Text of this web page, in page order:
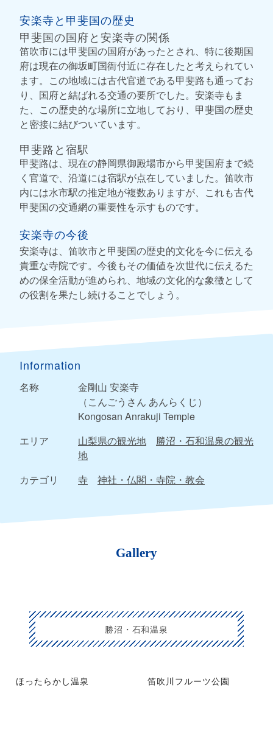
安楽寺と甲斐国の歴史
甲斐国の国府と安楽寺の関係
笛吹市には甲斐国の国府があったとされ、特に後期国
府は現在の御坂町国衙付近に存在したと考えられてい
ます。この地域には古代官道である甲斐路も通ってお
り、国府と結ばれる交通の要所でした。安楽寺もま
た、この歴史的な場所に立地しており、甲斐国の歴史
と密接に結びついています。
甲斐路と宿駅
甲斐路は、現在の静岡県御殿場市から甲斐国府まで続
く官道で、沿道には宿駅が点在していました。笛吹市
内には水市駅の推定地が複数ありますが、これも古代
甲斐国の交通網の重要性を示すものです。
安楽寺の今後
安楽寺は、笛吹市と甲斐国の歴史的文化を今に伝える
貴重な寺院です。今後もその価値を次世代に伝えるた
めの保全活動が進められ、地域の文化的な象徴として
の役割を果たし続けることでしょう。
Information
名称
金剛山 安楽寺
（こんごうさん あんらくじ）
Kongosan Anrakuji Temple
エリア
山梨県の観光地
勝沼・石和温泉の観光
地
カテゴリ
寺 神社・仏閣・寺院・教会
Gallery
勝沼・石和温泉
ほったらかし温泉 笛吹川フルーツ公園